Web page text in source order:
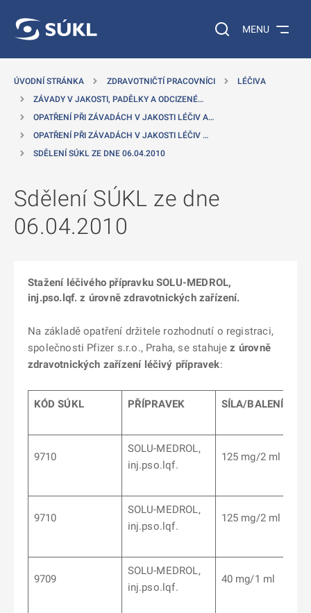
Vyhledávání na
MENU
ÚVODNÍ STRÁNKA ZDRAVOTNIČTÍ PRACOVNÍCI
LÉČIVA
ZÁVADY V JAKOSTI, PADĚLKY A ODCIZENÉ…
OPATŘENÍ PŘI ZÁVADÁCH V JAKOSTI LÉČIV A…
OPATŘENÍ PŘI ZÁVADÁCH V JAKOSTI LÉČIV …
SDĚLENÍ SÚKL ZE DNE 06.04.2010
Sdělení SÚKL ze dne
06.04.2010
Stažení léčivého přípravku SOLU-MEDROL,
inj.pso.lqf. z úrovně zdravotnických zařízení.
Na základě opatření držitele rozhodnutí o registraci,
společnosti Pfizer s.r.o., Praha, se stahujez úrovně
zdravotnických zařízení léčivý přípravek:
KÓD SÚKL PŘÍPRAVEK SÍLA/BALENÍ
9710
SOLU-MEDROL,
inj.pso.lqf.
125 mg/2 ml
9710
SOLU-MEDROL,
inj.pso.lqf.
125 mg/2 ml
9709
SOLU-MEDROL,
inj.pso.lqf.
40 mg/1 ml